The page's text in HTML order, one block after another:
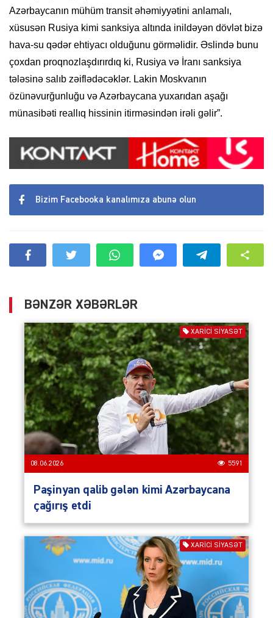
Azərbaycanın mühüm transit əhəmiyyətini anlamalı,
xüsusən Rusiya kimi sanksiya altında inildəyən dövlət bizə
hava-su qədər ehtiyacı olduğunu görməlidir. Əslində bunu
çoxdan proqnozlaşdırırdıq ki, Rusiya və İranı sanksiya
tələsinə salıb zəiflədəcəklər. Lakin Moskvanın
özünəvurğunluğu və Azərbaycana yuxarıdan aşağı
münasibəti reallıq hissinin itirməsindən irəli gəlir”.
Bizim Facebooka kanalımıza abunə olun
BƏNZƏR XƏBƏRLƏR
XARİCİ SİYASƏT
08.06.2026 5591
Paşinyan qalib gələn kimi Azərbaycana
çağırış etdi
XARİCİ SİYASƏT